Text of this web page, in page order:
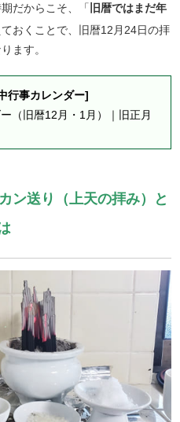
だからこそ、「 旧暦ではまだ年
おくことで、旧暦12月24日の拝
ます。
行事カレンダー]
（旧暦12月・1月）｜旧正月
ン送り（上天の拝み）と